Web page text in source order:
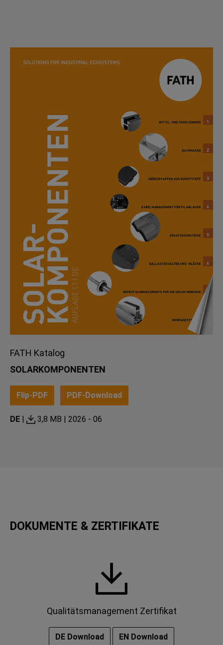
FATH Katalog
SOLARKOMPONENTEN
Flip-PDF PDF-Download
DE | 3,8 MB | 2026 - 06
DOKUMENTE & ZERTIFIKATE
Qualitätsmanagement Zertifikat
DE Download EN Download